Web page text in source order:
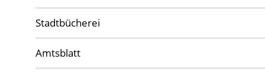
Stadtbücherei
Amtsblatt